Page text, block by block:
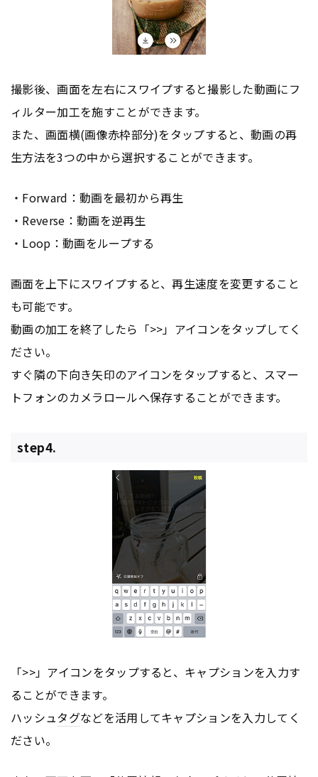
撮影後、画面を左右にスワイプすると撮影した動画にフ
ィルター加工を施すことができます。
また、画面横(画像赤枠部分)をタップすると、動画の再
生方法を3つの中から選択することができます。
・Forward：動画を最初から再生
・Reverse：動画を逆再生
・Loop：動画をループする
画面を上下にスワイプすると、再生速度を変更すること
も可能です。
動画の加工を終了したら「>>」アイコンをタップしてく
ださい。
すぐ隣の下向き矢印のアイコンをタップすると、スマー
トフォンのカメラロールへ保存することができます。
step4.
「>>」アイコンをタップすると、キャプションを入力す
ることができます。
ハッシュタグなどを活用してキャプションを入力してく
ださい。